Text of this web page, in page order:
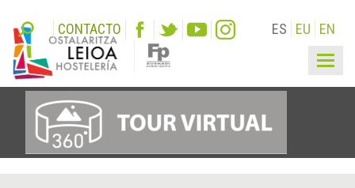
CONTACTO ES EU EN